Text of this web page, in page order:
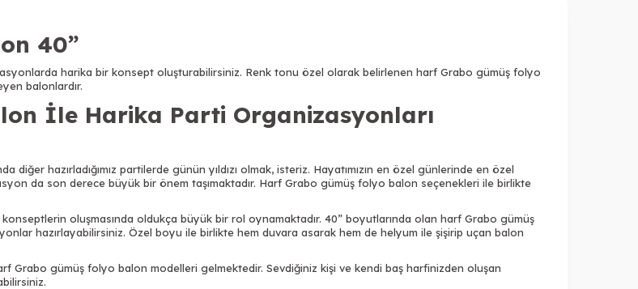
40”
harika bir konsept oluşturabilirsiniz. Renk tonu özel olarak belirlenen harf Grabo gümüş folyo
balonlardır.
İle Harika Parti Organizasyonları
hazırladığımız partilerde günün yıldızı olmak, isteriz. Hayatımızın en özel günlerinde en özel
da son derece büyük bir önem taşımaktadır. Harf Grabo gümüş folyo balon seçenekleri ile birlikte
oluşmasında oldukça büyük bir rol oynamaktadır. 40” boyutlarında olan harf Grabo gümüş
hazırlayabilirsiniz. Özel boyu ile birlikte hem duvara asarak hem de helyum ile şişirip uçan balon
Grabo gümüş folyo balon modelleri gelmektedir. Sevdiğiniz kişi ve kendi baş harfinizden oluşan